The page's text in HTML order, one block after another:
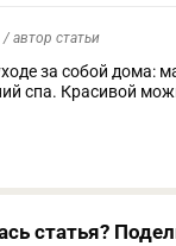
/ автор статьи
за собой дома:
спа. Красивой
статья?